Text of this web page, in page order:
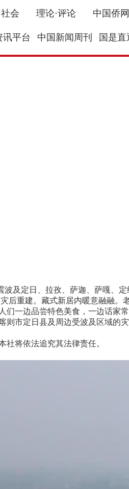
社会 理论·评论 中国侨网
平台 中国新闻周刊 国是
及定日、拉孜、萨迦、萨嘎、定
重建。藏式新居内暖意融融。
一边品尝特色美食，一边话
市定日县及周边受波及区域的
社将依法追究其法律责任。